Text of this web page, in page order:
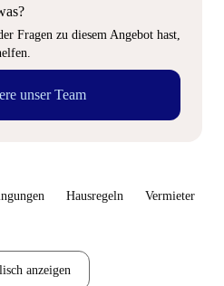
Fragen zu diesem Angebot hast,
unser Team
Hausregeln Vermieter
anzeigen